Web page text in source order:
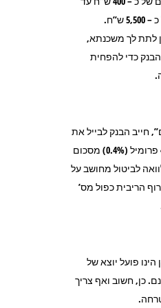
לתת לך משכנתא,
כדי להפחית
חייב הבנק לבייל את
הסכם הלוואה בסך 4 פרומיל (0.4%) מסכום
לביטול מחושב על
הריבית כפול מס’
פועל יוצא של
כן, חשוב ואף צריך